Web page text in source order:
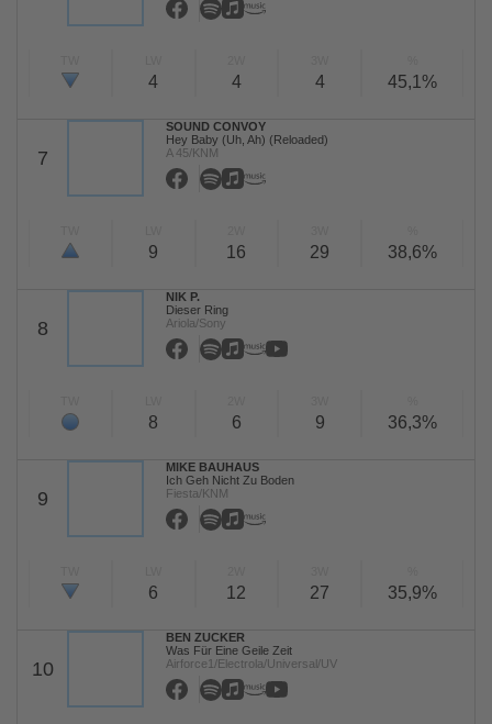
4 4 4 45,1%
7
SOUND CONVOY
Hey Baby (Uh, Ah) (Reloaded)
A 45/KNM
9 16 29 38,6%
8
NIK P.
Dieser Ring
Ariola/Sony
8 6 9 36,3%
9
MIKE BAUHAUS
Ich Geh Nicht Zu Boden
Fiesta/KNM
6 12 27 35,9%
10
BEN ZUCKER
Was Für Eine Geile Zeit
Airforce1/Electrola/Universal/UV